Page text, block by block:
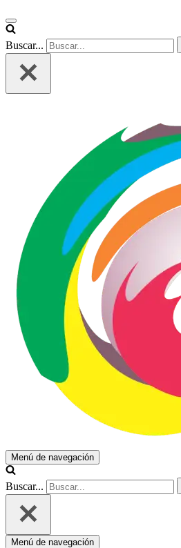
Buscar...
Menú de navegación
Buscar...
Menú de navegación